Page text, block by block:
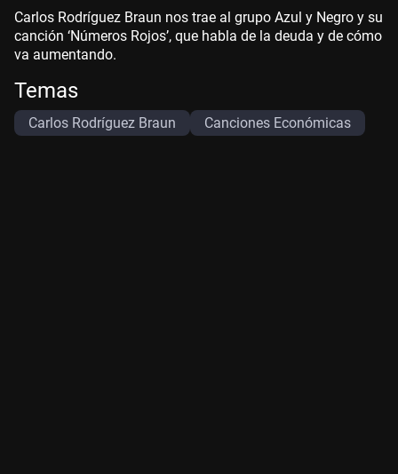
Carlos Rodríguez Braun nos trae al grupo Azul y Negro y su
canción ‘Números Rojos’, que habla de la deuda y de cómo
va aumentando.
Temas
Carlos Rodríguez Braun Canciones Económicas